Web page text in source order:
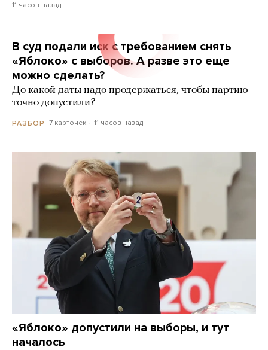
11 часов назад
В суд подали иск с требованием снять
«Яблоко» с выборов. А разве это еще
можно сделать?
До какой даты надо продержаться, чтобы партию
точно допустили?
РАЗБОР 7 карточек 11 часов назад
«Яблоко» допустили на выборы, и тут
началось